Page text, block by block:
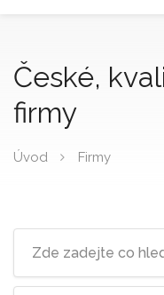
České,
firmy
Úvod Firmy